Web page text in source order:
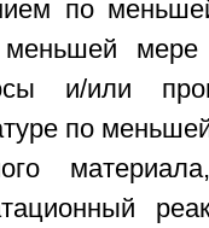
по
меньшей
и/или
по